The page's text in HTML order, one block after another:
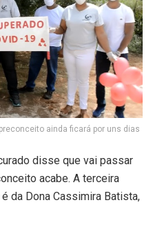
ainda ficará por uns dias
disse que vai passar
acabe. A terceira
da Dona Cassimira Batista,